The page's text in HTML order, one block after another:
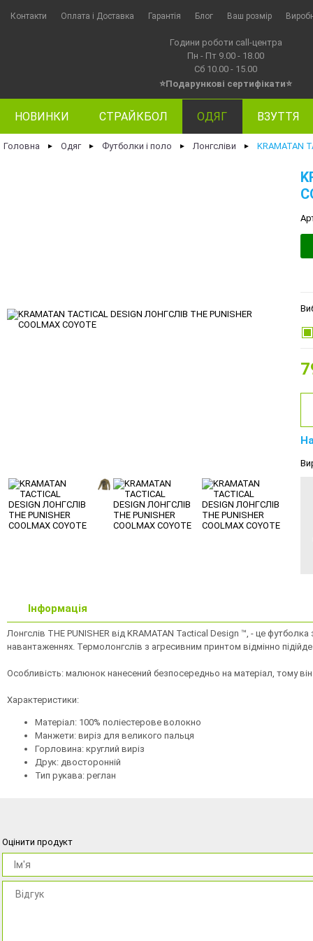
Контакти Оплата i Доставка Гарантія Блог Ваш розмір
Години роботи call-центра
Пн - Пт 9.00 - 18.00
Сб 10.00 - 15.00
⭐Подарункові сертифікати⭐
НОВИНКИ СТРАЙКБОЛ ОДЯГ ВЗУТТЯ
Головна ► Одяг ► Футболки і поло ► Лонгсліви ► KRAMATAN
Інформація
Лонгслів THE PUNISHER від KRAMATAN Tactical Design ™, - це
навантаженнях. Термолонгслів з агресивним принтом відмінно
Особливість: малюнок нанесений безпосередньо на матеріал, тому
Характеристики:
Матеріал: 100% поліестерове волокно
Манжети: виріз для великого пальця
Горловина: круглий виріз
Друк: двосторонній
Тип рукава: реглан
Оцінити продукт